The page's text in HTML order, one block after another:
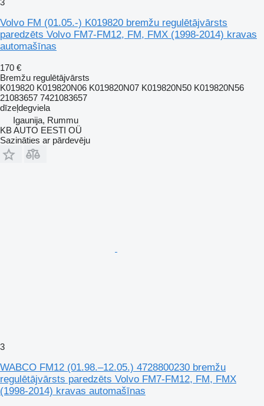
Volvo FM (01.05.-) K019820 bremžu regulētājvārsts
paredzēts Volvo FM7-FM12, FM, FMX (1998-2014) kravas
automašīnas
170 €
Bremžu regulētājvārsts
K019820 K019820N06 K019820N07 K019820N50 K019820N56
21083657 7421083657
dīzeļdegviela
Igaunija, Rummu
KB AUTO EESTI OÜ
Sazināties ar pārdevēju
3
WABCO FM12 (01.98.–12.05.) 4728800230 bremžu
regulētājvārsts paredzēts Volvo FM7-FM12, FM, FMX
(1998-2014) kravas automašīnas